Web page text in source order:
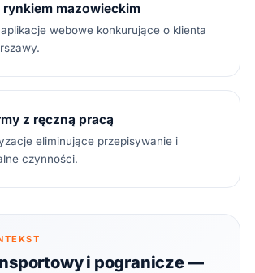
rynkiem mazowieckim
webowe konkurujące o klienta
z ręczną pracą
eliminujące przepisywanie i
czynności.
i pogranicze —